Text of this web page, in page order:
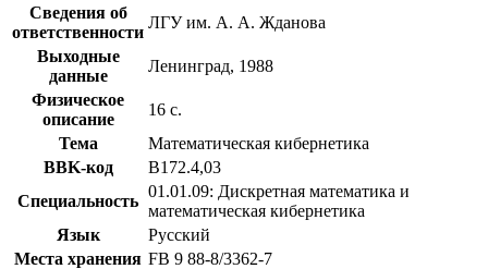
Сведения об
ответственности
ЛГУ им. А. А. Жданова
Выходные
данные
Ленинград, 1988
Физическое
описание
16 с.
Тема
Математическая кибернетика
BBK-код
В172.4,03
Специальность
01.01.09: Дискретная математика и
математическая кибернетика
Язык
Русский
Места хранения FB 9 88-8/3362-7